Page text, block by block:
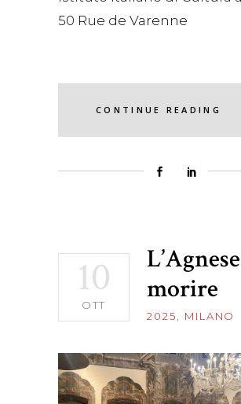
50 Rue de Varenne
CONTINUE READING
10
OTT
morire
2025, MILANO